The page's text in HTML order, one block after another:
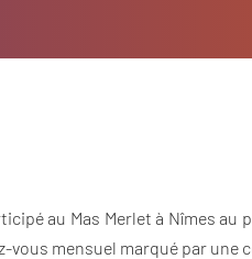
au Mas Merlet à Nîmes
vous mensuel marqué par